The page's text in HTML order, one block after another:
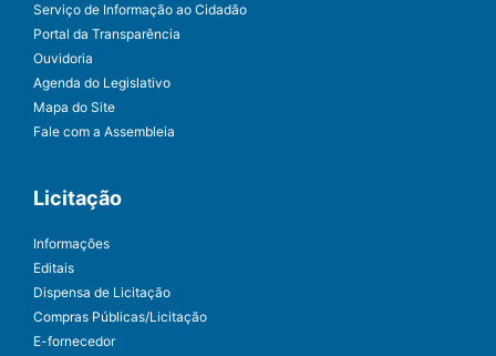
Serviço de Informação ao Cidadão
Portal da Transparência
Ouvidoria
Agenda do Legislativo
Mapa do Site
Fale com a Assembleia
Licitação
Informações
Editais
Dispensa de Licitação
Compras Públicas/Licitação
E-fornecedor